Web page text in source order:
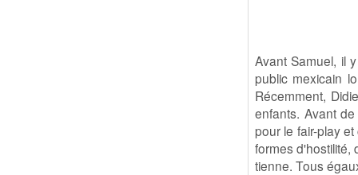
Avant Samuel, il
public mexicain
Récemment,
enfants. Avant
pour le fair-play
formes d'hostilité,
tienne. Tous